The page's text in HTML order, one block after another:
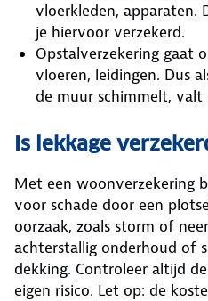
vloerkleden, apparaten.
je hiervoor verzekerd.
Opstalverzekering gaat
vloeren, leidingen. Dus
de muur schimmelt, valt
Is lekkage
Met een woonverzekering
voor schade door een
oorzaak, zoals storm of
achterstallig onderhoud of
dekking. Controleer altijd
eigen risico. Let op: de